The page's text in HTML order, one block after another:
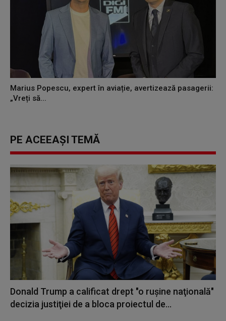
Marius Popescu, expert în aviație, avertizează pasagerii:
„Vreți să...
PE ACEEAȘI TEMĂ
Donald Trump a calificat drept "o ruşine naţională"
decizia justiţiei de a bloca proiectul de...